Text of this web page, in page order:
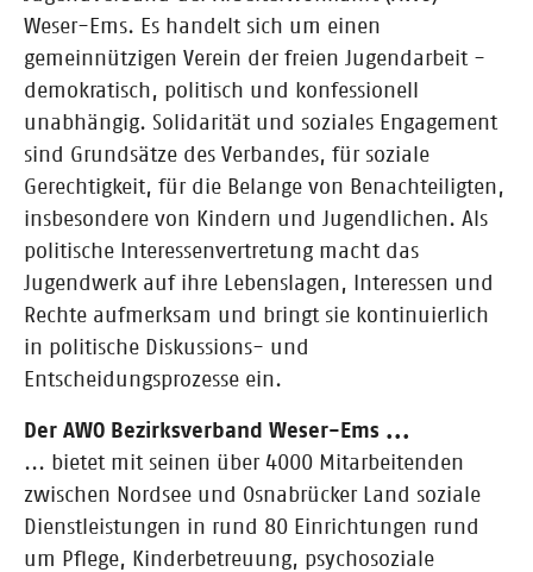
Weser-Ems. Es handelt sich um einen
gemeinnützigen Verein der freien Jugendarbeit -
demokratisch, politisch und konfessionell
unabhängig. Solidarität und soziales Engagement
sind Grundsätze des Verbandes, für soziale
Gerechtigkeit, für die Belange von Benachteiligten,
insbesondere von Kindern und Jugendlichen. Als
politische Interessenvertretung macht das
Jugendwerk auf ihre Lebenslagen, Interessen und
Rechte aufmerksam und bringt sie kontinuierlich
in politische Diskussions- und
Entscheidungsprozesse ein.
Der AWO Bezirksverband Weser-Ems ...
... bietet mit seinen über 4000 Mitarbeitenden
zwischen Nordsee und Osnabrücker Land soziale
Dienstleistungen in rund 80 Einrichtungen rund
um Pflege, Kinderbetreuung, psychosoziale